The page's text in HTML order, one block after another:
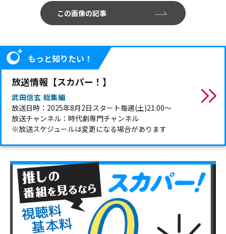
この画像の記事
もっと知りたい！
放送情報【スカパー！】
武田信玄 総集編
放送日時：2025年8月2日スタート毎週(土)21:00～
放送チャンネル：時代劇専門チャンネル
※放送スケジュールは変更になる場合があります